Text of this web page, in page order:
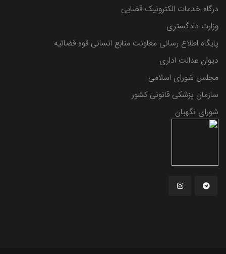
درگاه خدمات الکترونیک قضایی
وزارت دادگستری
پایگاه اطلاع رسانی معاونت منابع انسانی قوه قضائیه
دیوان عدالت اداری
مجلس شورای اسلامی
سازمان پزشکی قانونی کشور
شورای نگهبان